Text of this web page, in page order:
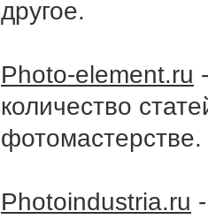
другое.
Photo-element.ru
количество
фотомастерстве.
Photoindustria.ru